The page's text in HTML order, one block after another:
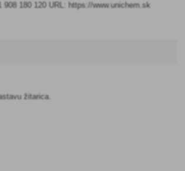
180 120 URL: https://www.unichem.sk
žitarica.